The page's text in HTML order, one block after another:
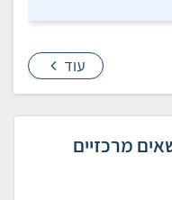
עוד
מרכזיים